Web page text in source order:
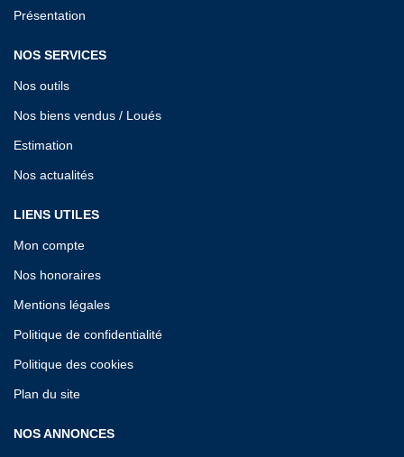
Présentation
NOS SERVICES
Nos outils
Nos biens vendus / Loués
Estimation
Nos actualités
LIENS UTILES
Mon compte
Nos honoraires
Mentions légales
Politique de confidentialité
Politique des cookies
Plan du site
NOS ANNONCES